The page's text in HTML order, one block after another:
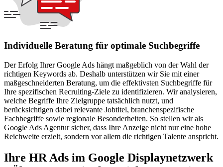
Individuelle Beratung für optimale Suchbegriffe
Der Erfolg Ihrer Google Ads hängt maßgeblich von der Wahl der
richtigen Keywords ab. Deshalb unterstützen wir Sie mit einer
maßgeschneiderten Beratung, um die effektivsten Suchbegriffe für
Ihre spezifischen Recruiting-Ziele zu identifizieren. Wir analysieren,
welche Begriffe Ihre Zielgruppe tatsächlich nutzt, und
berücksichtigen dabei relevante Jobtitel, branchenspezifische
Fachbegriffe sowie regionale Besonderheiten. So stellen wir als
Google Ads Agentur sicher, dass Ihre Anzeige nicht nur eine hohe
Reichweite erzielt, sondern vor allem die richtigen Talente anspricht.
Ihre HR Ads im Google Displaynetzwerk